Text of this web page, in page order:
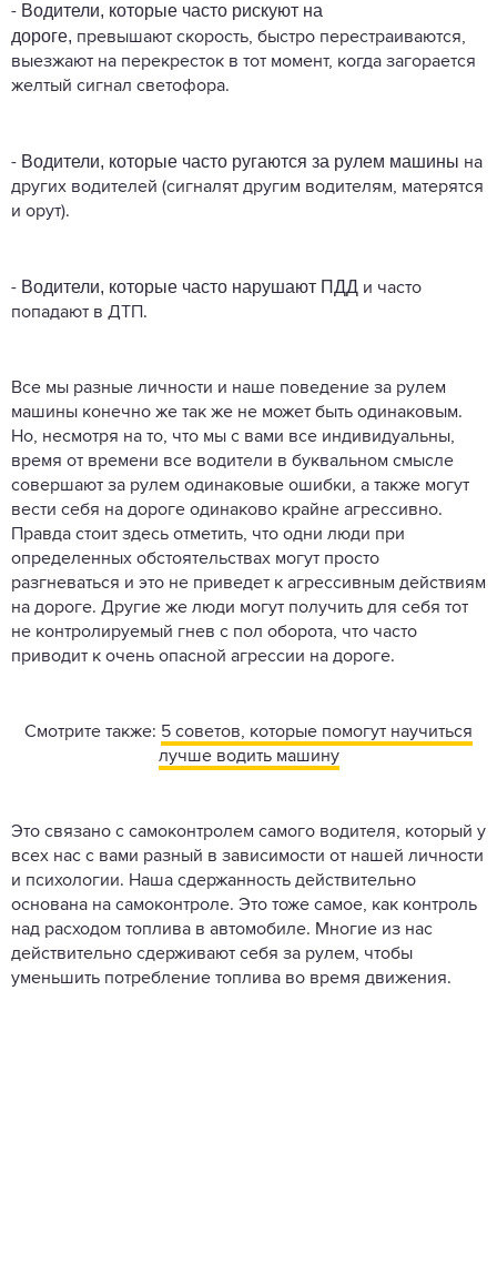
- Водители, которые часто рискуют на
дороге, превышают скорость, быстро перестраиваются,
выезжают на перекресток в тот момент, когда загорается
желтый сигнал светофора.
- Водители, которые часто ругаются за рулем машины на
других водителей (сигналят другим водителям, матерятся
и орут).
- Водители, которые часто нарушают ПДД и часто
попадают в ДТП.
Все мы разные личности и наше поведение за рулем
машины конечно же так же не может быть одинаковым.
Но, несмотря на то, что мы с вами все индивидуальны,
время от времени все водители в буквальном смысле
совершают за рулем одинаковые ошибки, а также могут
вести себя на дороге одинаково крайне агрессивно.
Правда стоит здесь отметить, что одни люди при
определенных обстоятельствах могут просто
разгневаться и это не приведет к агрессивным действиям
на дороге. Другие же люди могут получить для себя тот
не контролируемый гнев с пол оборота, что часто
приводит к очень опасной агрессии на дороге.
Смотрите также: 5 советов, которые помогут научиться
лучше водить машину
Это связано с самоконтролем самого водителя, который у
всех нас с вами разный в зависимости от нашей личности
и психологии. Наша сдержанность действительно
основана на самоконтроле. Это тоже самое, как контроль
над расходом топлива в автомобиле. Многие из нас
действительно сдерживают себя за рулем, чтобы
уменьшить потребление топлива во время движения.